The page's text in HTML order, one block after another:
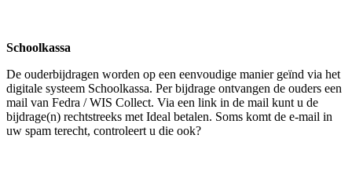
Schoolkassa
De ouderbijdragen worden op een eenvoudige manier geïnd via het
digitale systeem Schoolkassa. Per bijdrage ontvangen de ouders een
mail van Fedra / WIS Collect. Via een link in de mail kunt u de
bijdrage(n) rechtstreeks met Ideal betalen. Soms komt de e-mail in
uw spam terecht, controleert u die ook?